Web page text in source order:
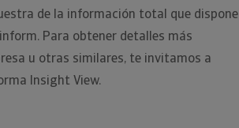
de la información total que dispone
Para obtener detalles más
u otras similares, te invitamos a
Insight View.